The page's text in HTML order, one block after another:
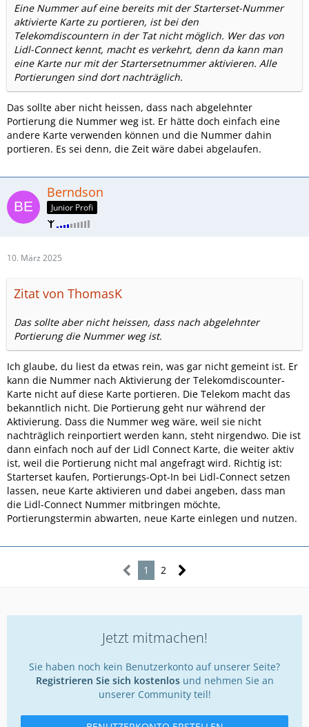
Eine Nummer auf eine bereits mit der Starterset-Nummer
aktivierte Karte zu portieren, ist bei den
Telekomdiscountern in der Tat nicht möglich. Wer das von
Lidl-Connect kennt, macht es verkehrt, denn da kann man
eine Karte nur mit der Startersetnummer aktivieren. Alle
Portierungen sind dort nachträglich.
Das sollte aber nicht heissen, dass nach abgelehnter
Portierung die Nummer weg ist. Er hätte doch einfach eine
andere Karte verwenden können und die Nummer dahin
portieren. Es sei denn, die Zeit wäre dabei abgelaufen.
Berndson
Junior Profi
10. März 2025
Zitat von ThomasK
Das sollte aber nicht heissen, dass nach abgelehnter
Portierung die Nummer weg ist.
Ich glaube, du liest da etwas rein, was gar nicht gemeint ist. Er
kann die Nummer nach Aktivierung der Telekomdiscounter-
Karte nicht auf diese Karte portieren. Die Telekom macht das
bekanntlich nicht. Die Portierung geht nur während der
Aktivierung. Dass die Nummer weg wäre, weil sie nicht
nachträglich reinportiert werden kann, steht nirgendwo. Die ist
dann einfach noch auf der Lidl Connect Karte, die weiter aktiv
ist, weil die Portierung nicht mal angefragt wird. Richtig ist:
Starterset kaufen, Portierungs-Opt-In bei Lidl-Connect setzen
lassen, neue Karte aktivieren und dabei angeben, dass man
die Lidl-Connect Nummer mitbringen möchte,
Portierungstermin abwarten, neue Karte einlegen und nutzen.
1 2
Jetzt mitmachen!
Sie haben noch kein Benutzerkonto auf unserer Seite?
Registrieren Sie sich kostenlosund nehmen Sie an
unserer Community teil!